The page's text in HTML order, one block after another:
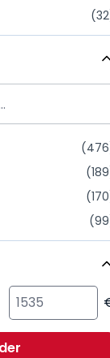
32
29
28
de Thèses
28
476
189
170
99
99
et sociales
98
92
85